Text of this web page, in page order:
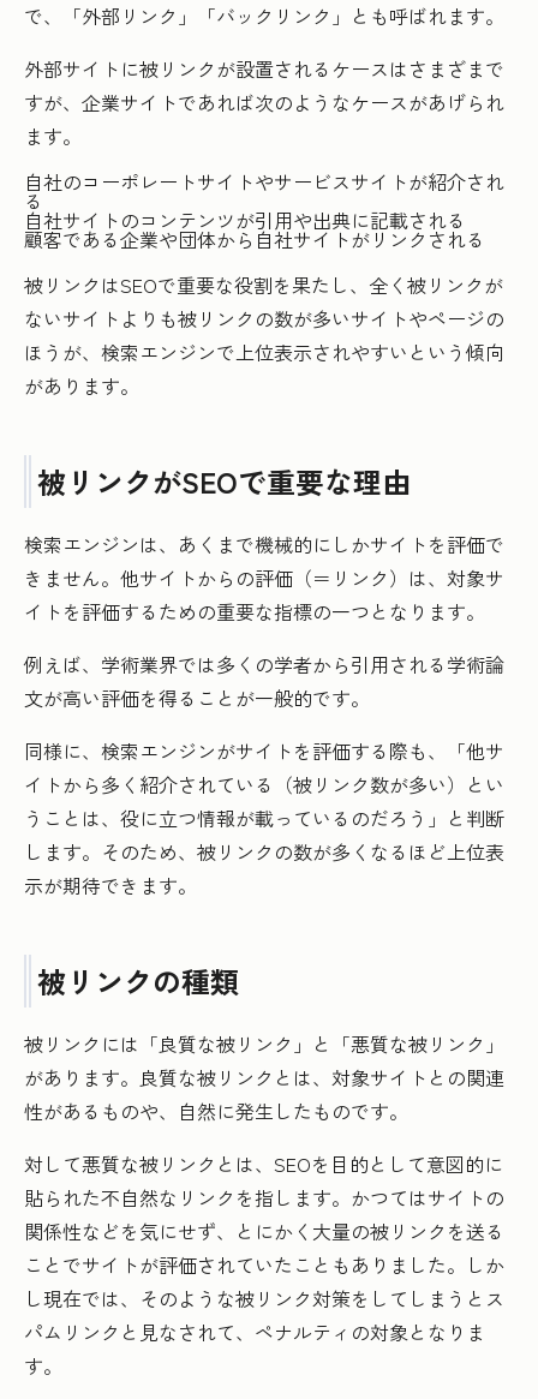
で、「外部リンク」「バックリンク」とも呼ばれます。
外部サイトに被リンクが設置されるケースはさまざまで
すが、企業サイトであれば次のようなケースがあげられ
ます。
自社のコーポレートサイトやサービスサイトが紹介され
る
自社サイトのコンテンツが引用や出典に記載される
顧客である企業や団体から自社サイトがリンクされる
被リンクはSEOで重要な役割を果たし、全く被リンクが
ないサイトよりも被リンクの数が多いサイトやページの
ほうが、検索エンジンで上位表示されやすいという傾向
があります。
被リンクがSEOで重要な理由
検索エンジンは、あくまで機械的にしかサイトを評価で
きません。他サイトからの評価（＝リンク）は、対象サ
イトを評価するための重要な指標の一つとなります。
例えば、学術業界では多くの学者から引用される学術論
文が高い評価を得ることが一般的です。
同様に、検索エンジンがサイトを評価する際も、「他サ
イトから多く紹介されている（被リンク数が多い）とい
うことは、役に立つ情報が載っているのだろう」と判断
します。そのため、被リンクの数が多くなるほど上位表
示が期待できます。
被リンクの種類
被リンクには「良質な被リンク」と「悪質な被リンク」
があります。良質な被リンクとは、対象サイトとの関連
性があるものや、自然に発生したものです。
対して悪質な被リンクとは、SEOを目的として意図的に
貼られた不自然なリンクを指します。かつてはサイトの
関係性などを気にせず、とにかく大量の被リンクを送る
ことでサイトが評価されていたこともありました。しか
し現在では、そのような被リンク対策をしてしまうとス
パムリンクと見なされて、ペナルティの対象となりま
す。